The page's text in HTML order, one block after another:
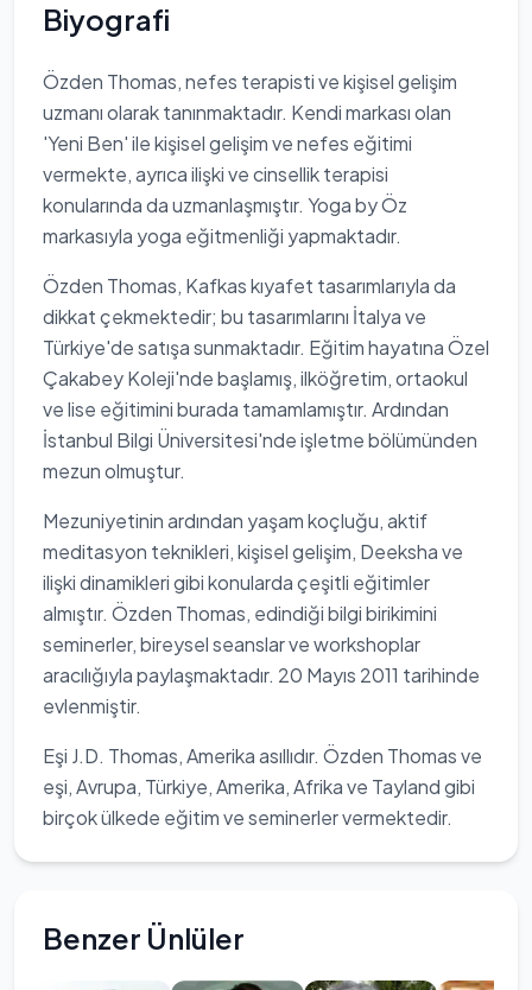
Biyografi
Özden Thomas, nefes terapisti ve kişisel gelişim
uzmanı olarak tanınmaktadır. Kendi markası olan
'Yeni Ben' ile kişisel gelişim ve nefes eğitimi
vermekte, ayrıca ilişki ve cinsellik terapisi
konularında da uzmanlaşmıştır. Yoga by Öz
markasıyla yoga eğitmenliği yapmaktadır.
Özden Thomas, Kafkas kıyafet tasarımlarıyla da
dikkat çekmektedir; bu tasarımlarını İtalya ve
Türkiye'de satışa sunmaktadır. Eğitim hayatına Özel
Çakabey Koleji'nde başlamış, ilköğretim, ortaokul
ve lise eğitimini burada tamamlamıştır. Ardından
İstanbul Bilgi Üniversitesi'nde işletme bölümünden
mezun olmuştur.
Mezuniyetinin ardından yaşam koçluğu, aktif
meditasyon teknikleri, kişisel gelişim, Deeksha ve
ilişki dinamikleri gibi konularda çeşitli eğitimler
almıştır. Özden Thomas, edindiği bilgi birikimini
seminerler, bireysel seanslar ve workshoplar
aracılığıyla paylaşmaktadır. 20 Mayıs 2011 tarihinde
evlenmiştir.
Eşi J.D. Thomas, Amerika asıllıdır. Özden Thomas ve
eşi, Avrupa, Türkiye, Amerika, Afrika ve Tayland gibi
birçok ülkede eğitim ve seminerler vermektedir.
Benzer Ünlüler